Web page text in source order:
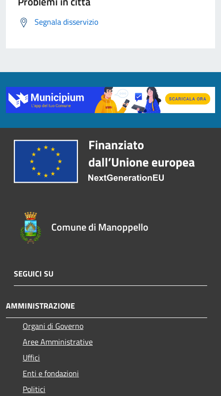
Segnala disservizio
Comune di Manoppello
SEGUICI SU
AMMINISTRAZIONE
Organi di Governo
Aree Amministrative
Uffici
Enti e fondazioni
Politici